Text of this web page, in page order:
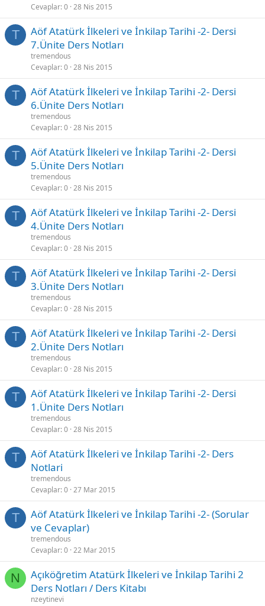
Cevaplar 0 28 Nis 2015
T
Aöf Atatürk İlkeleri ve İnkilap Tarihi -2- Dersi
7.Ünite Ders Notları
tremendous
Cevaplar 0 28 Nis 2015
T
Aöf Atatürk İlkeleri ve İnkilap Tarihi -2- Dersi
6.Ünite Ders Notları
tremendous
Cevaplar 0 28 Nis 2015
T
Aöf Atatürk İlkeleri ve İnkilap Tarihi -2- Dersi
5.Ünite Ders Notları
tremendous
Cevaplar 0 28 Nis 2015
T
Aöf Atatürk İlkeleri ve İnkilap Tarihi -2- Dersi
4.Ünite Ders Notları
tremendous
Cevaplar 0 28 Nis 2015
T
Aöf Atatürk İlkeleri ve İnkilap Tarihi -2- Dersi
3.Ünite Ders Notları
tremendous
Cevaplar 0 28 Nis 2015
T
Aöf Atatürk İlkeleri ve İnkilap Tarihi -2- Dersi
2.Ünite Ders Notları
tremendous
Cevaplar 0 28 Nis 2015
T
Aöf Atatürk İlkeleri ve İnkilap Tarihi -2- Dersi
1.Ünite Ders Notları
tremendous
Cevaplar 0 28 Nis 2015
T
Aöf Atatürk İlkeleri ve İnkilap Tarihi -2- Ders
Notlari
tremendous
Cevaplar 0 27 Mar 2015
T
Aöf Atatürk İlkeleri ve İnkilap Tarihi -2- (Sorular
ve Cevaplar)
tremendous
Cevaplar 0 22 Mar 2015
N
Açıköğretim Atatürk İlkeleri ve İnkilap Tarihi 2
Ders Notları / Ders Kitabı
nzeytinevi